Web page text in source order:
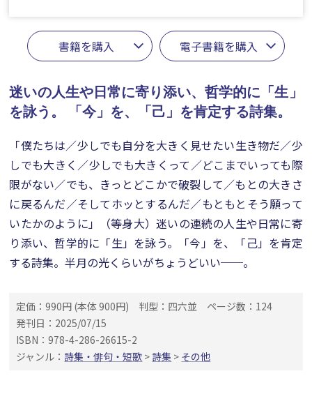
書籍を購入 電子書籍を購入
迷いの人生や日常に寄り添い、哲学的に「生」
を詠う。
「今」を、「己」を肯定する詩集。
「僕たちは／少しでも自分を大きく見せたい生き物だ／少
しでも大きく／少しでも大きくって／どこまでいっても際
限がない／でも、きっとどこかで破裂して／もとの大きさ
に戻るんだ／そしてホッとするんだ／もともとそう願って
いたかのように」（等身大）迷いの連続の人生や日常に寄
り添い、哲学的に「生」を詠う。「今」を、「己」を肯定
する詩集。半月の光くらいがちょうどいい──。
定価：990円 (本体 900円) 判型：四六並
ページ数：124
発刊日：2025/07/15
ISBN：978-4-286-26615-2
ジャンル： 詩集・俳句・短歌 > 詩集 > その他